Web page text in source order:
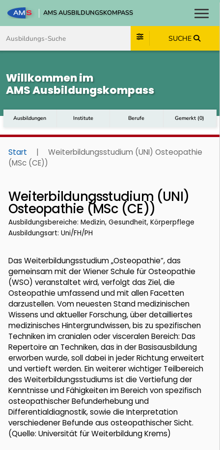
AMS AUSBILDUNGSKOMPASS
SUCHE
Willkommen im
AMS Ausbildungskompass
Ausbildungen Institute Berufe Gemerkt (0)
Start |
Weiterbildungsstudium (UNI) Osteopathie
(MSc (CE))
Weiterbildungsstudium (UNI)
Osteopathie (MSc (CE))
Ausbildungsbereiche: Medizin, Gesundheit, Körperpflege
Ausbildungsart: Uni/FH/PH
Das Weiterbildungsstudium „Osteopathie“, das
gemeinsam mit der Wiener Schule für Osteopathie
(WSO) veranstaltet wird, verfolgt das Ziel, die
Osteopathie umfassend und mit allen Facetten
darzustellen. Vom neuesten Stand medizinischen
Wissens und aktueller Forschung, über detailliertes
medizinisches Hintergrundwissen, bis zu spezifischen
Techniken im cranialen oder visceralen Bereich: Das
Repertoire an Techniken, das in der Basisausbildung
erworben wurde, soll dabei in jeder Richtung erweitert
und vertieft werden. Ein weiterer wichtiger Teilbereich
des Weiterbildungsstudiums ist die Vertiefung der
Kenntnisse und Fähigkeiten im Bereich von spezifisch
osteopathischer Befunderhebung und
Differentialdiagnostik, sowie die Interpretation
verschiedener Befunde aus osteopathischer Sicht.
(Quelle: Universität für Weiterbildung Krems)